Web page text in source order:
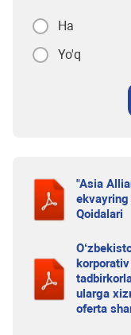
Ha
Yo'q
"Asia
ekvayring
Qoidalari
ularga
oferta